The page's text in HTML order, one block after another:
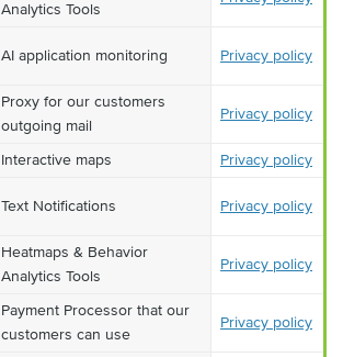
Analytics Tools
AI application monitoring Privacy policy
Proxy for our customers
outgoing mail
Privacy policy
Interactive maps
Privacy policy
Text Notifications Privacy policy
Heatmaps & Behavior
Analytics Tools
Privacy policy
Payment Processor that our
customers can use
Privacy policy